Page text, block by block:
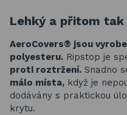
Lehký a přitom tak
AeroCovers® jsou
polyesteru. Ripstop je
proti roztržení. Snadno
málo místa, když je
dodávány s praktickou
krytu.